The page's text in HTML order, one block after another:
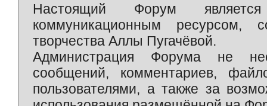
Настоящий Форум является
коммуникационным ресурсом,
творчества Аллы Пугачёвой.
Администрация Форума не
сообщений, комментариев,
пользователями, а также за